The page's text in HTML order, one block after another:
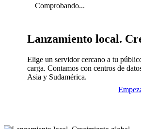
Comprobando...
Lanzamiento local.
Elige un servidor cercano a tu
carga. Contamos con centros de
Asia y Sudamérica.